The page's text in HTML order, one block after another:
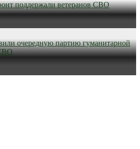
поддержали ветеранов СВО
очередную партию гуманитарной